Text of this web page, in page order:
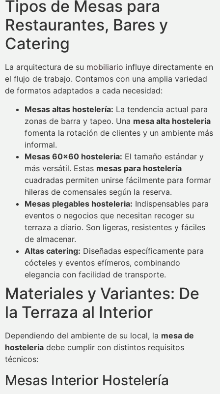
Tipos de Mesas para
Restaurantes, Bares y
Catering
La arquitectura de su mobiliario influye directamente en
el flujo de trabajo. Contamos con una amplia variedad
de formatos adaptados a cada necesidad:
Mesas altas hostelería: La tendencia actual para
zonas de barra y tapeo. Una mesa alta hosteleria
fomenta la rotación de clientes y un ambiente más
informal.
Mesas 60×60 hosteleria: El tamaño estándar y
más versátil. Estas mesas para hostelería
cuadradas permiten unirse fácilmente para formar
hileras de comensales según la reserva.
Mesas plegables hosteleria: Indispensables para
eventos o negocios que necesitan recoger su
terraza a diario. Son ligeras, resistentes y fáciles
de almacenar.
Altas catering: Diseñadas específicamente para
cócteles y eventos efímeros, combinando
elegancia con facilidad de transporte.
Materiales y Variantes: De
la Terraza al Interior
Dependiendo del ambiente de su local, la mesa de
hosteleria debe cumplir con distintos requisitos
técnicos:
Mesas Interior Hostelería